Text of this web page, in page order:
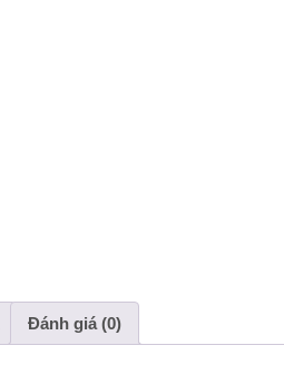
Đánh giá (0)